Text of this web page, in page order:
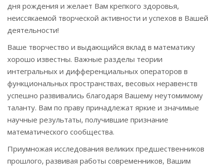
дня рождения и желает Вам крепкого здоровья,
неиссякаемой творческой активности и успехов в Вашей
деятельности!
Ваше творчество и выдающийся вклад в математику
хорошо известны. Важные разделы теории
интегральных и дифференциальных операторов в
функциональных пространствах, весовых неравенств
успешно развивались благодаря Вашему неутомимому
таланту. Вам по праву принадлежат яркие и значимые
научные результаты, получившие признание
математического сообщества.
Приумножая исследования великих предшественников
прошлого, развивая работы современников, Вашим